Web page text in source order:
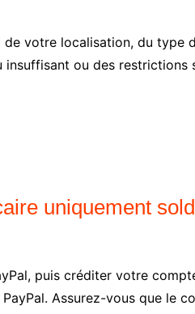
de votre localisation, du type
ou des restrictions
uniquement
puis créditer votre
Assurez-vous que le